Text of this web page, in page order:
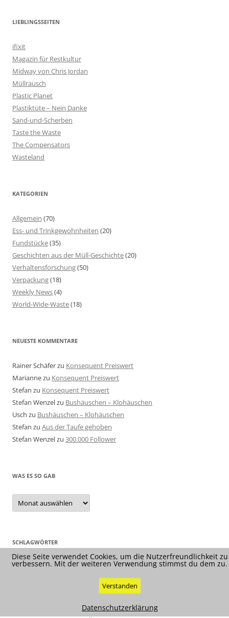
LIEBLINGSSEITEN
ifixit
Magazin für Restkultur
Midway von Chris Jordan
Müllrausch
Plastic Planet
Plastiktüte – Nein Danke
Sand-und-Scherben
Taste the Waste
The Compensators
Wasteland
KATEGORIEN
Allgemein (70)
Ess- und Trinkgewohnheiten (20)
Fundstücke(35)
Geschichten aus der Müll-Geschichte(20)
Verhaltensforschung(50)
Verpackung(18)
Weekly News(4)
World-Wide-Waste(18)
NEUESTE KOMMENTARE
Rainer Schäferzu Konsequent Preiswert
Mariannezu Konsequent Preiswert
Stefan zu Konsequent Preiswert
Stefan Wenzelzu Bushäuschen – Klohäuschen
Usch zu Bushäuschen – Klohäuschen
Stefan zu Aus der Taufe gehoben
Stefan Wenzelzu 300.000 Follower
WAS ES SO GAB
Was
es
so
SCHLAGWÖRTER
Diese Seite verwendet Cookies, um die Nutzerfreundlichkeit zu
verbessern. Mit der weiteren Verwendung stimmst du dem zu.
Verstanden
Datenschutzerklärung